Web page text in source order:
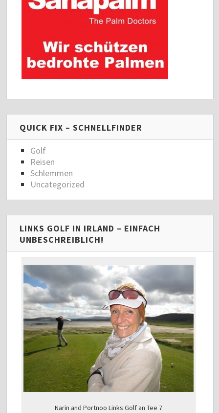
QUICK FIX – SCHNELLFINDER
Golf
Reisen
Schlemmen
Uncategorized
LINKS GOLF IN IRLAND – EINFACH
UNBESCHREIBLICH!
Narin and Portnoo Links Golf an Tee 7